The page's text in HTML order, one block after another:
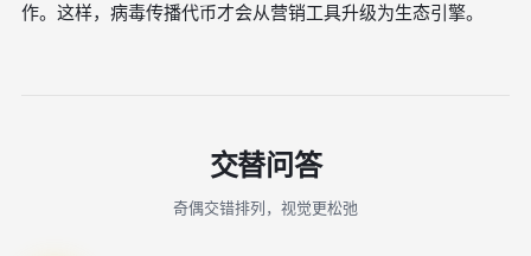
作。这样，病毒传播代币才会从营销工具升级为生态引擎。
交替问答
奇偶交错排列，视觉更松弛